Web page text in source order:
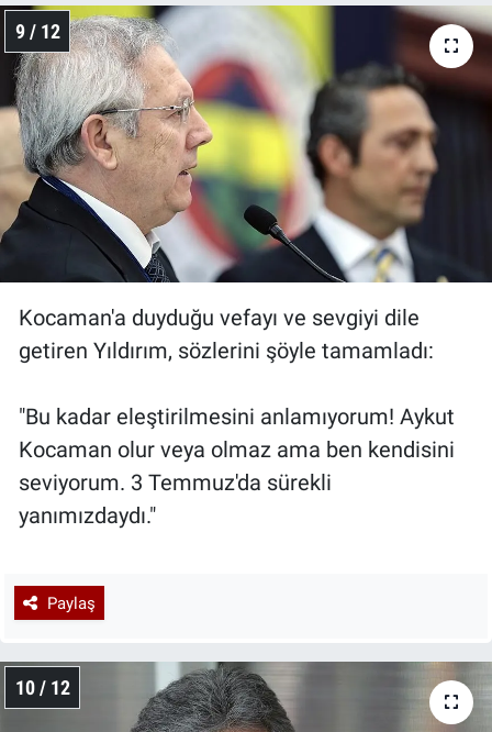
9 / 12
Kocaman'a duyduğu vefayı ve sevgiyi dile
getiren Yıldırım, sözlerini şöyle tamamladı:
"Bu kadar eleştirilmesini anlamıyorum! Aykut
Kocaman olur veya olmaz ama ben kendisini
seviyorum. 3 Temmuz'da sürekli
yanımızdaydı."
Paylaş
10 / 12